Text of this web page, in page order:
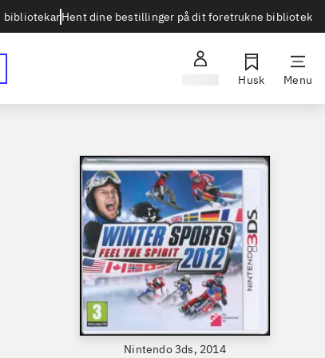
bibliotekarHent dine bestillinger på dit foretrukne bibliotek
Husk Menu
Nintendo 3ds, 2014